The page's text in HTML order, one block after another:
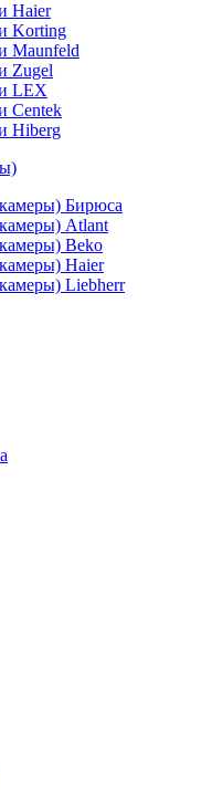
Haier
Korting
Maunfeld
Zugel
LEX
Centek
Hiberg
Бирюса
Atlant
Beko
Haier
Liebherr